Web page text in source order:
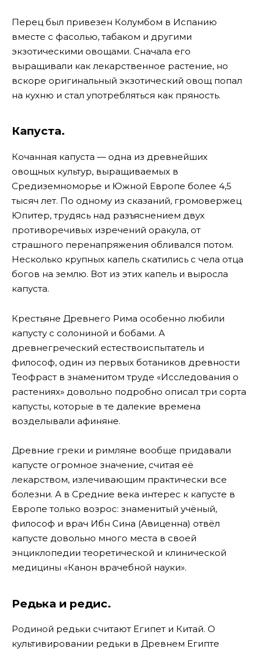
Перец был привезен Колумбом в Испанию
вместе с фасолью, табаком и другими
экзотическими овощами. Сначала его
выращивали как лекарственное растение, но
вскоре оригинальный экзотический овощ попал
на кухню и стал употребляться как пряность.
Капуста.
Кочанная капуста — одна из древнейших
овощных культур, выращиваемых в
Средиземноморье и Южной Европе более 4,5
тысяч лет. По одному из сказаний, громовержец
Юпитер, трудясь над разъяснением двух
противоречивых изречений оракула, от
страшного перенапряжения обливался потом.
Несколько крупных капель скатились с чела отца
богов на землю. Вот из этих капель и выросла
капуста.
Крестьяне Древнего Рима особенно любили
капусту с солониной и бобами. А
древнегреческий естествоиспытатель и
философ, один из первых ботаников древности
Теофраст в знаменитом труде «Исследования о
растениях» довольно подробно описал три сорта
капусты, которые в те далекие времена
возделывали афиняне.
Древние греки и римляне вообще придавали
капусте огромное значение, считая её
лекарством, излечивающим практически все
болезни. А в Средние века интерес к капусте в
Европе только возрос: знаменитый учёный,
философ и врач Ибн Сина (Авиценна) отвёл
капусте довольно много места в своей
энциклопедии теоретической и клинической
медицины «Канон врачебной науки».
Редька и редис.
Родиной редьки считают Египет и Китай. О
культивировании редьки в Древнем Египте